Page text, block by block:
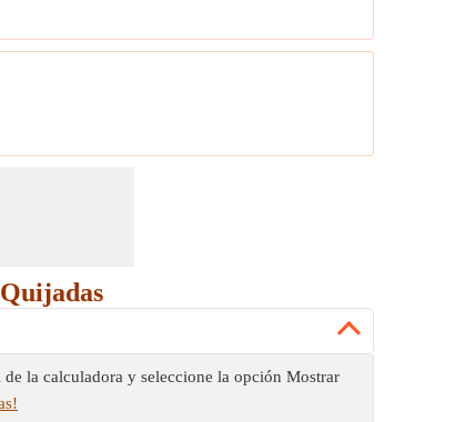
la calculadora y seleccione la opción Mostrar